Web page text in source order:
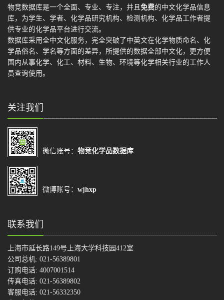
物竞数据库是一个全面、专业、专注，并且 免费的中文化学品信息
库，为学生、学者、化学品研究机构、检测机构、化学品工作者提
供专业的化学品平台进行交流。
数据库采用全中文化服务，完全突破了中英文在化学物质命名、化
学品俗名、学名等方面的差异，所提供的数据全部中文化，更方便
国内从事化学、化工、材料、生物、环境等化学相关行业的工作人
员查询使用。
关注我们
微信账号： 物竞化学品数据库
微博账号： wjhxp
联系我们
上海市延长路149号上海大学科技园412室
公司总机: 021-56389801
订购电话: 4007001514
传真电话: 021-56389802
客服电话: 021-56332350